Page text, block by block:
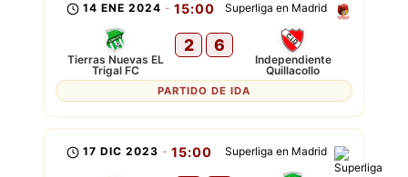
Superliga en Madrid
14 ENE 2024 - 15:00
Tierras Nuevas EL
Trigal FC
2 6
Independiente
Quillacollo
PARTIDO DE IDA
Superliga en Madrid
17 DIC 2023 - 15:00